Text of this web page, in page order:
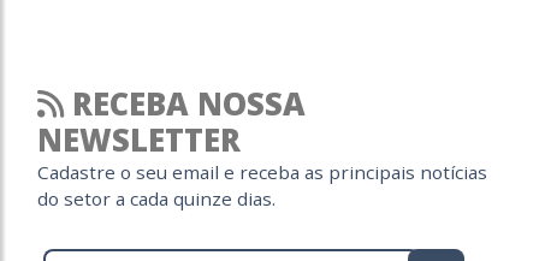
RECEBA NOSSA
NEWSLETTER
Cadastre o seu email e receba as principais notícias
do setor a cada quinze dias.